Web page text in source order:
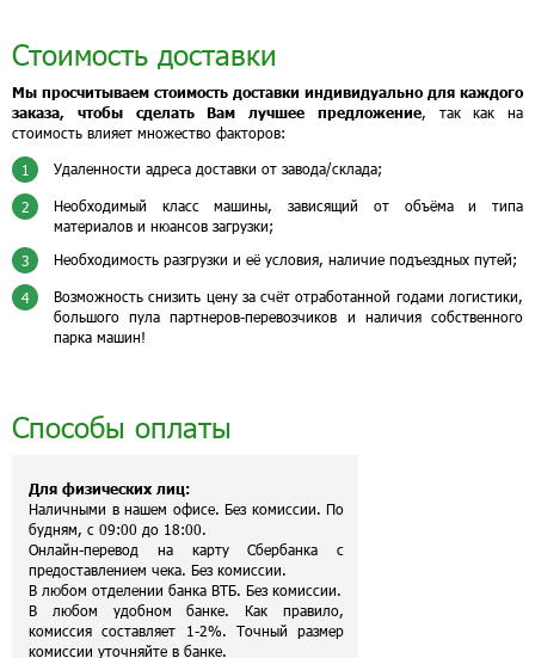
Стоимость доставки
Мы просчитываем стоимость доставки индивидуально для каждого
заказа, чтобы сделать Вам лучшее предложение, так как на
стоимость влияет множество факторов:
1 Удаленности адреса доставки от завода/склада;
2
Необходимый класс машины, зависящий от объёма и типа
материалов и нюансов загрузки;
3 Необходимость разгрузки и её условия, наличие подъездных путей;
4
Возможность снизить цену за счёт отработанной годами логистики,
большого пула партнеров-перевозчиков и наличия собственного
парка машин!
Способы оплаты
Для физических лиц:
Наличными в нашем офисе. Без комиссии. По
будням, с 09:00 до 18:00.
Онлайн-перевод на карту Сбербанка с
предоставлением чека. Без комиссии.
В любом отделении банка ВТБ. Без комиссии.
В любом удобном банке. Как правило,
комиссия составляет 1-2%. Точный размер
комиссии уточняйте в банке.